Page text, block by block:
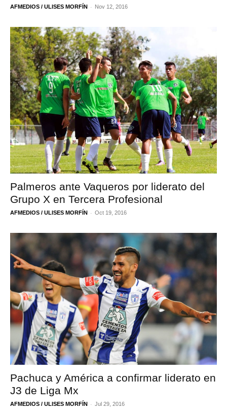
AFMEDIOS / ULISES MORFÍN - Nov 12, 2016
Palmeros ante Vaqueros por liderato del
Grupo X en Tercera Profesional
AFMEDIOS / ULISES MORFÍN - Oct 19, 2016
Pachuca y América a confirmar liderato en
J3 de Liga Mx
AFMEDIOS / ULISES MORFÍN - Jul 29, 2016